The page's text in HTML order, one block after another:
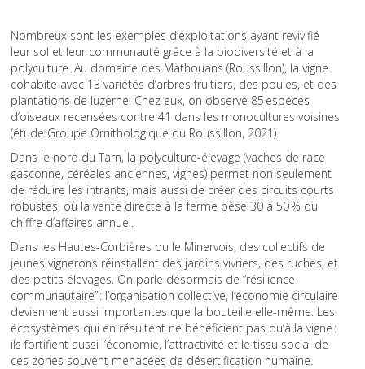
Nombreux sont les exemples d’exploitations ayant revivifié
leur sol et leur communauté grâce à la biodiversité et à la
polyculture. Au domaine des Mathouans (Roussillon), la vigne
cohabite avec 13 variétés d’arbres fruitiers, des poules, et des
plantations de luzerne. Chez eux, on observe 85 espèces
d’oiseaux recensées contre 41 dans les monocultures voisines
(étude Groupe Ornithologique du Roussillon, 2021).
Dans le nord du Tarn, la polyculture-élevage (vaches de race
gasconne, céréales anciennes, vignes) permet non seulement
de réduire les intrants, mais aussi de créer des circuits courts
robustes, où la vente directe à la ferme pèse 30 à 50 % du
chiffre d’affaires annuel.
Dans les Hautes-Corbières ou le Minervois, des collectifs de
jeunes vignerons réinstallent des jardins vivriers, des ruches, et
des petits élevages. On parle désormais de “résilience
communautaire” : l’organisation collective, l’économie circulaire
deviennent aussi importantes que la bouteille elle-même. Les
écosystèmes qui en résultent ne bénéficient pas qu’à la vigne :
ils fortifient aussi l’économie, l’attractivité et le tissu social de
ces zones souvent menacées de désertification humaine.